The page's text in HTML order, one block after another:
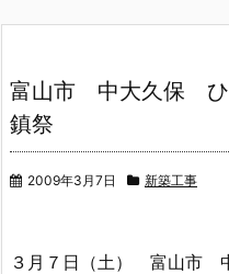
富山市 中大久保
鎮祭
2009年3月7日 新築工事
３月７日（土） 富山市